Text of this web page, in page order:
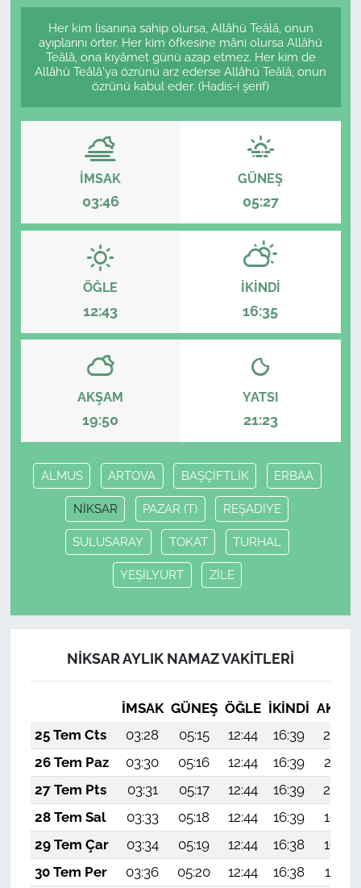
Her kim lisanına sahip olursa, Allâhü Teâlâ, onun
ayıplarını örter. Her kim öfkesine mâni olursa Allâhü
Teâlâ, ona kıyâmet günü azap etmez. Her kim de
Allâhü Teâlâ'ya özrünü arz ederse Allâhü Teâlâ, onun
özrünü kabul eder. (Hadis-i şerif)
İMSAK
03:46
GÜNEŞ
05:27
ÖĞLE
12:43
İKINDI
16:35
AKŞAM
19:50
YATSI
21:23
ALMUS ARTOVA BAŞÇİFTLİK ERBAA
NİKSAR PAZAR (T) REŞADİYE
SULUSARAY TOKAT TURHAL
YEŞİLYURT ZİLE
NİKSAR AYLIK NAMAZ VAKITLERI
İMSAK GÜNEŞ ÖĞLE İKINDI
25 Tem Cts
03:28 05:15 12:44 16:39
20:02
26 Tem Paz
03:30 05:16 12:44 16:39
20:01
27 Tem Pts
03:31 05:17 12:44 16:39
20:00
28 Tem Sal
03:33 05:18 12:44 16:39
19:59
29 Tem Çar
03:34 05:19 12:44 16:38
19:58
30 Tem Per
03:36 05:20 12:44 16:38
19:57